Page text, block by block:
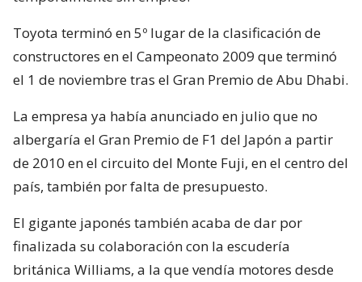
Toyota terminó en 5º lugar de la clasificación de
constructores en el Campeonato 2009 que terminó
el 1 de noviembre tras el Gran Premio de Abu Dhabi.
La empresa ya había anunciado en julio que no
albergaría el Gran Premio de F1 del Japón a partir
de 2010 en el circuito del Monte Fuji, en el centro del
país, también por falta de presupuesto.
El gigante japonés también acaba de dar por
finalizada su colaboración con la escudería
británica Williams, a la que vendía motores desde